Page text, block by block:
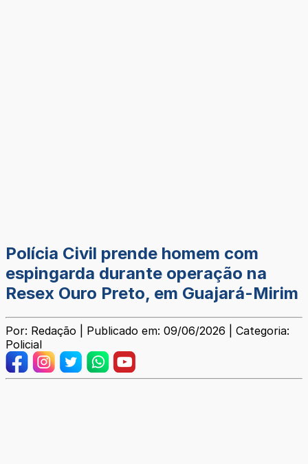
Polícia Civil prende homem com
espingarda durante operação na
Resex Ouro Preto, em Guajará-Mirim
Por: Redação | Publicado em: 09/06/2026 | Categoria:
Policial